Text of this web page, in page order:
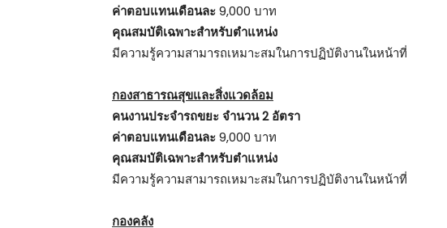
ค่าตอบแทนเดือนละ9,000 บาท
คุณสมบัติเฉพาะสำหรับตำแหน่ง
มีความรู้ความสามารถเหมาะสมในการปฏิบัติงานในหน้าที่
กองสาธารณสุขและสิ่งแวดล้อม
คนงานประจำรถขยะ จำนวน 2 อัตรา
ค่าตอบแทนเดือนละ9,000 บาท
คุณสมบัติเฉพาะสำหรับตำแหน่ง
มีความรู้ความสามารถเหมาะสมในการปฏิบัติงานในหน้าที่
กองคลัง